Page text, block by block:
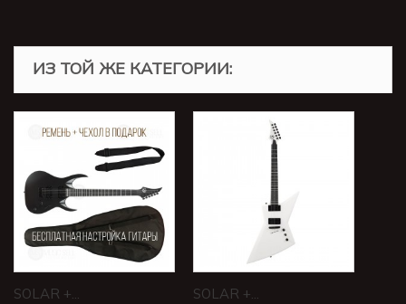
ИЗ ТОЙ ЖЕ КАТЕГОРИИ:
SOLAR +... SOLAR +...